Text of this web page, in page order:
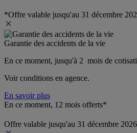
*Offre valable jusqu'au 31 décembre
Garantie des accidents de la vie
En ce moment, jusqu'à 2  mois de
Voir conditions en agence.
En savoir plus
En ce moment, 12 mois offerts*
Offre valable jusqu'au 31 décembre